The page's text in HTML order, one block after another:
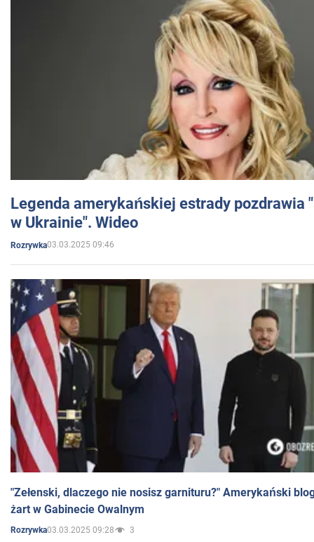
Legenda amerykańskiej estrady pozdrawia
w Ukrainie". Wideo
Rozrywka03.03.2025 09:46
"Zełenski, dlaczego nie nosisz garnituru?" Amerykański
żart w Gabinecie Owalnym
Rozrywka03.03.2025 09:28 3